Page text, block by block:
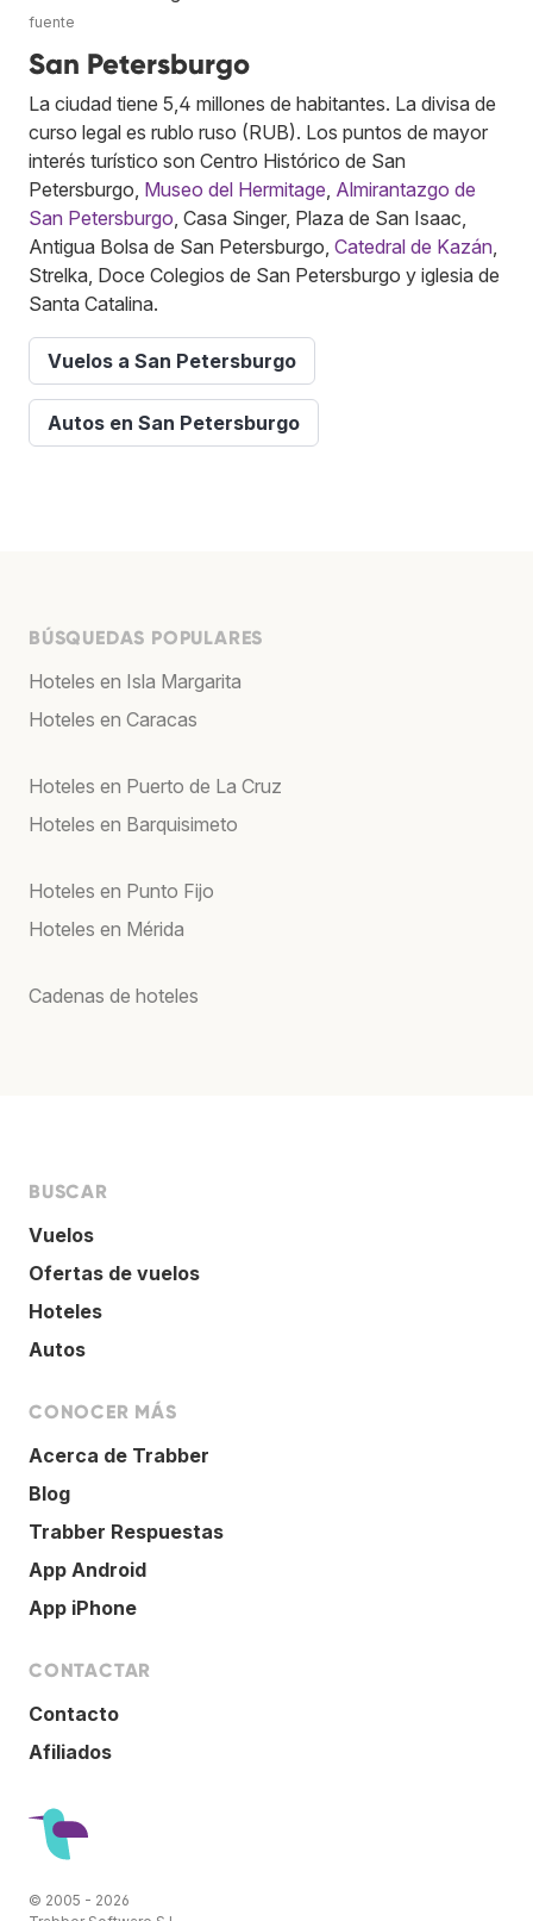
fuente
San Petersburgo
La ciudad tiene 5,4 millones de habitantes. La divisa de
curso legal es rublo ruso (RUB). Los puntos de mayor
interés turístico son Centro Histórico de San
Petersburgo, Museo del Hermitage Almirantazgo de
San Petersburgo , Casa Singer, Plaza de San Isaac,
Antigua Bolsa de San Petersburgo, Catedral de Kazán
Strelka, Doce Colegios de San Petersburgo y iglesia de
Santa Catalina.
Vuelos a San Petersburgo
Autos en San Petersburgo
BÚSQUEDAS POPULARES
Hoteles en Isla Margarita
Hoteles en Caracas
Hoteles en Puerto de La Cruz
Hoteles en Barquisimeto
Hoteles en Punto Fijo
Hoteles en Mérida
Cadenas de hoteles
BUSCAR
Vuelos
Ofertas de vuelos
Hoteles
Autos
CONOCER MÁS
Acerca de Trabber
Blog
Trabber Respuestas
App Android
App iPhone
CONTACTAR
Contacto
Afiliados
© 2005 - 2026